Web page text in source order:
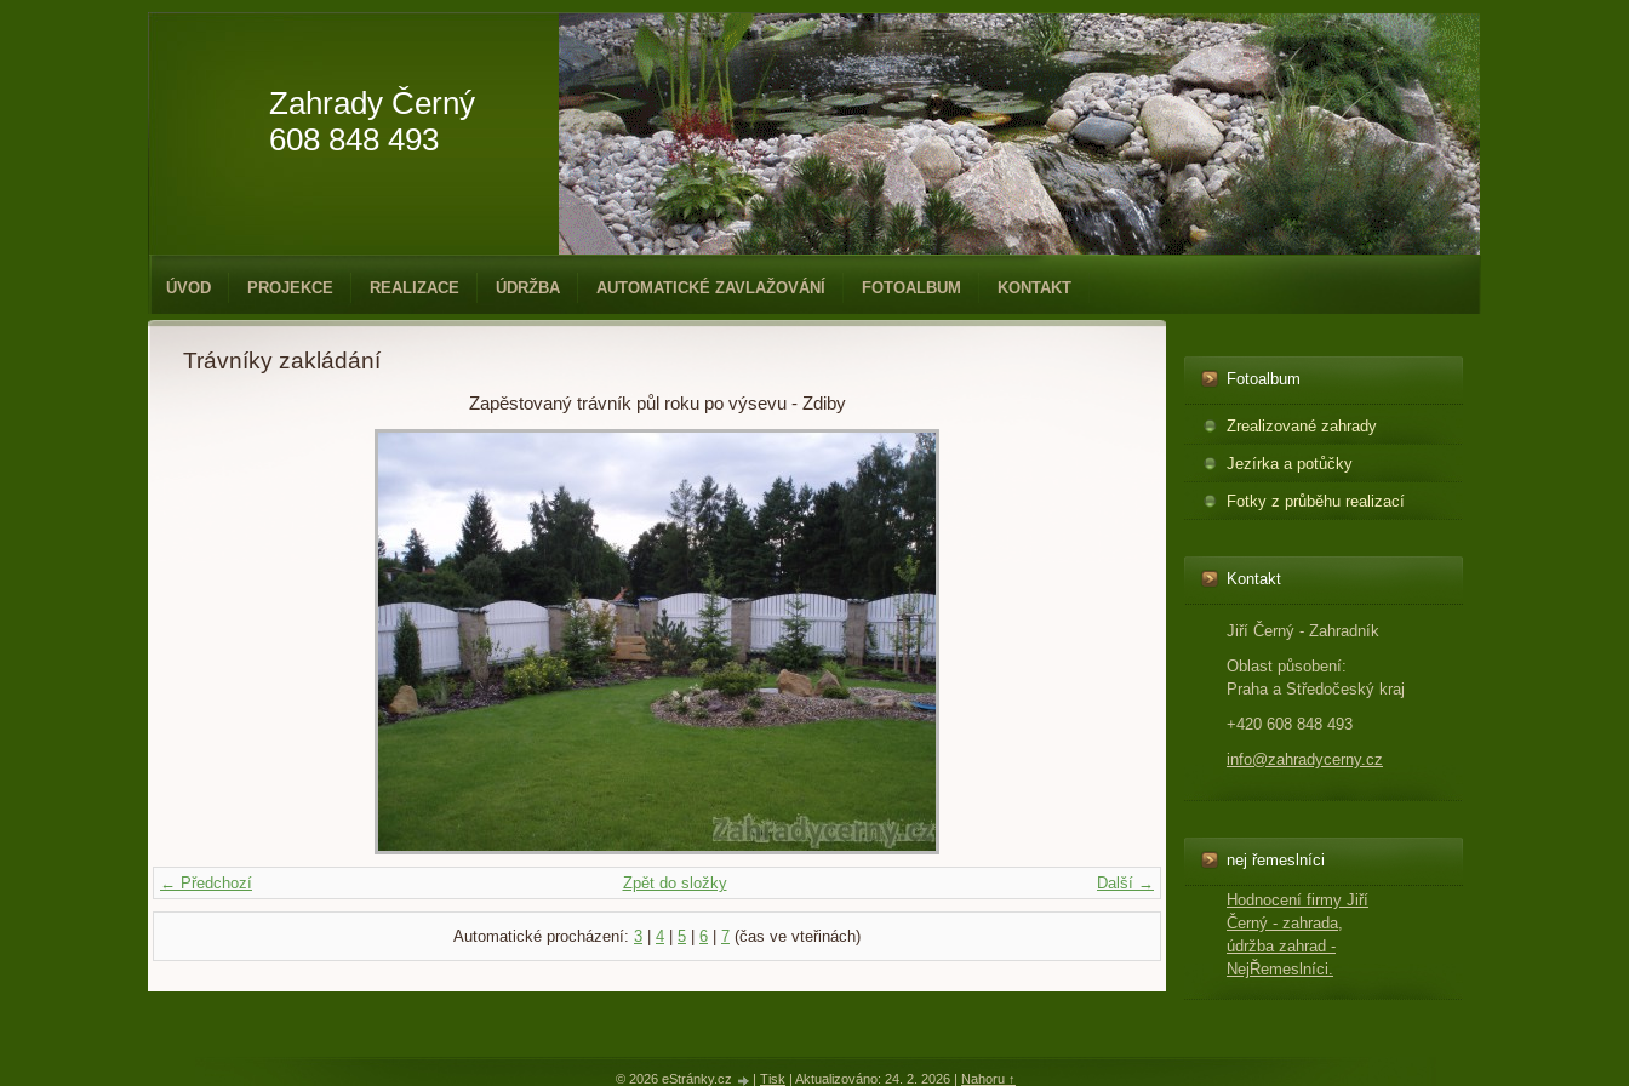
Zahrady Černý
608 848 493
ÚVOD PROJEKCE REALIZACE ÚDRŽBA AUTOMATICKÉ ZAVLAŽOVÁNÍ FOTOALBUM KONTAKT
Fotoalbum
Zrealizované zahrady
Jezírka a potůčky
Fotky z průběhu realizací
Kontakt
Jiří Černý - Zahradník
Oblast působení:
Praha a Středočeský kraj
+420 608 848 493
info@zahradycerny.cz
nej řemeslníci
Hodnocení firmy Jiří
Černý - zahrada,
údržba zahrad -
NejŘemeslníci.
Trávníky zakládání
Zapěstovaný trávník půl roku po výsevu - Zdiby
← Předchozí Další →
Zpět do složky
Automatické procházení: 3 4 5 6 7 (čas ve vteřinách)
© 2026 eStránky.cz | Tisk | Aktualizováno: 24. 2. 2026 | Nahoru ↑